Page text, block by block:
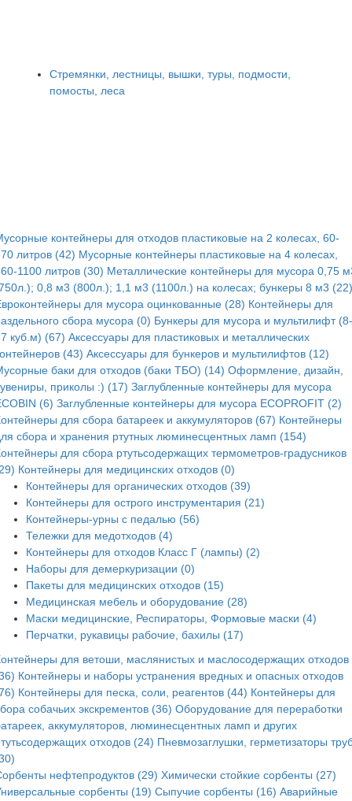
Стремянки, лестницы, вышки, туры, подмости,
помосты, леса
контейнеры для отходов пластиковые на 2 колесах, 60-
литров (42) Мусорные контейнеры пластиковые на 4 колесах,
1100 литров (30) Металлические контейнеры для мусора 0,75
0,8 м3 (800л.); 1,1 м3 (1100л.) на колесах; бункеры 8 м3 (22)
для мусора оцинкованные (28) Контейнеры для
сбора мусора (0) Бункеры для мусора и мультилифт (8-
куб.м) (67) Аксессуары для пластиковых и металлических
(43) Аксессуары для бункеров и мультилифтов (12)
баки для отходов (баки ТБО) (14) Оформление, дизайн,
приколы :) (17) Заглубленные контейнеры для мусора
(6) Заглубленные контейнеры для мусора ECOPROFIT (2)
для сбора батареек и аккумуляторов (67) Контейнеры
сбора и хранения ртутных люминесцентных ламп (154)
для сбора ртутьсодержащих термометров-градусников
Контейнеры для медицинских отходов (0)
Контейнеры для органических отходов (39)
Контейнеры для острого инструментария (21)
Контейнеры-урны с педалью (56)
Тележки для медотходов (4)
Контейнеры для отходов Класс Г (лампы) (2)
Наборы для демеркуризации (0)
Пакеты для медицинских отходов (15)
Медицинская мебель и оборудование (28)
Маски медицинские, Респираторы, Формовые маски (4)
Перчатки, рукавицы рабочие, бахилы (17)
для ветоши, маслянистых и маслосодержащих отходов
Контейнеры и наборы устранения вредных и опасных отходов
Контейнеры для песка, соли, реагентов (44) Контейнеры для
собачьих экскрементов (36) Оборудование для переработки
аккумуляторов, люминесцентных ламп и других
отходов (24) Пневмозаглушки, герметизаторы
нефтепродуктов (29) Химически стойкие сорбенты (27)
сорбенты (19) Сыпучие сорбенты (16) Аварийные